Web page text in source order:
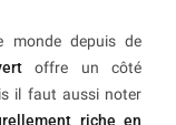
monde depuis de
offre un côté
il faut aussi noter
riche en